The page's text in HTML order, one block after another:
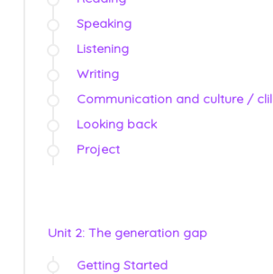
Speaking
Listening
Writing
Communication and culture / clil
Looking back
Project
Unit 2: The generation gap
Getting Started